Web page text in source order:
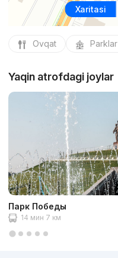
Xaritasi
Ovqat Parklar
Yaqin atrofdagi joylar
Парк Победы
14 мин 7 км